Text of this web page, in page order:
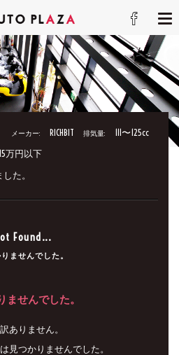
メーカー: RICHBIT 排気量: 111〜125cc
万円以下
た。
Found...
ませんでした。
ませんでした。
ありません。
見つかりませんでした。